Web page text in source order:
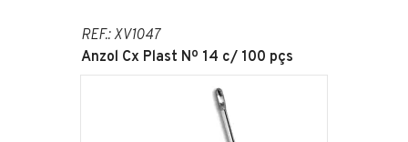
REF.: XV1047
Anzol Cx Plast Nº 14 c/ 100 pçs